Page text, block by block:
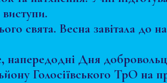
свята. Весна завітала до
Дня
Голосіївського ТрО на